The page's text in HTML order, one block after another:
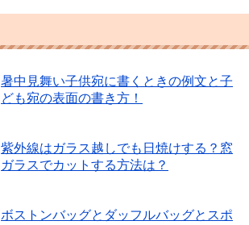
暑中見舞い子供宛に書くときの例文と子
ども宛の表面の書き方！
紫外線はガラス越しでも日焼けする？窓
ガラスでカットする方法は？
ボストンバッグとダッフルバッグとスポ